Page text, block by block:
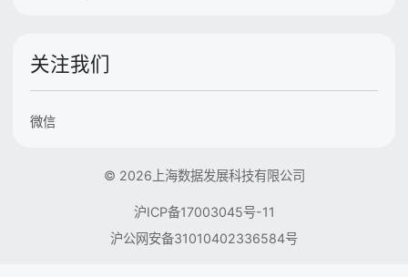
关注我们
微信
© 2026上海数据发展科技有限公司
沪ICP备17003045号-11
沪公网安备31010402336584号